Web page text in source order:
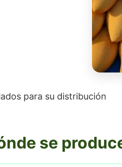
para su distribución
se